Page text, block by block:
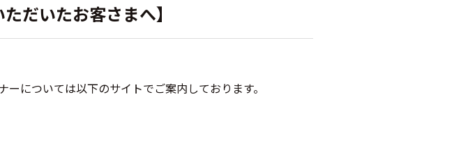
だいたお客さまへ】
については以下のサイトでご案内しております。